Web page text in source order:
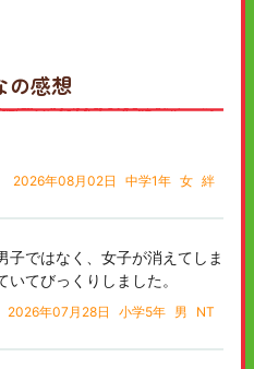
の感想
2026年08月02日 中学1年 女 絆
子ではなく、女子が消えてしま
てびっくりしました。
2026年07月28日 小学5年 男 NT